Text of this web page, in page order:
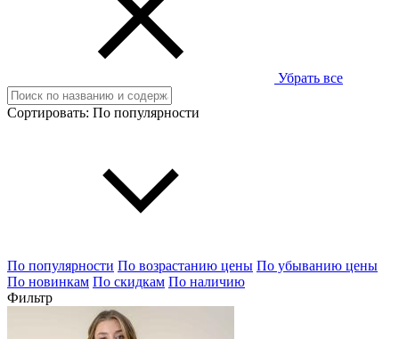
Убрать все
Сортировать: По популярности
По популярности По возрастанию цены По убыванию цены
По новинкам По скидкам По наличию
Фильтр